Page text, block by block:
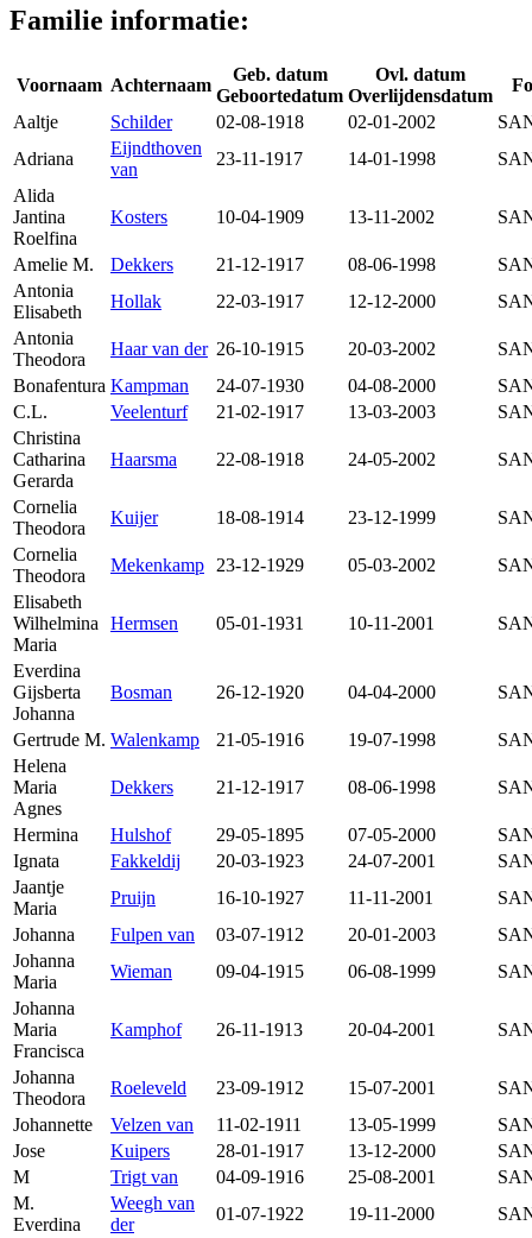
Familie informatie:
Voornaam Achternaam
Geb. datum
Geboortedatum
Ovl. datum
Overlijdensdatum
Aaltje
Schilder 02-08-1918 02-01-2002
Adriana
Eijndthoven
van
23-11-1917 14-01-1998
Alida
Jantina
Roelfina
Kosters 10-04-1909 13-11-2002
Amelie M. Dekkers 21-12-1917 08-06-1998
Antonia
Elisabeth
Hollak 22-03-1917 12-12-2000
Antonia
Theodora
Haar van der 26-10-1915 20-03-2002
Bonafentura Kampman 24-07-1930 04-08-2000
C.L.
Veelenturf 21-02-1917 13-03-2003
Christina
Catharina
Gerarda
Haarsma 22-08-1918 24-05-2002
Cornelia
Theodora
Kuijer 18-08-1914 23-12-1999
Cornelia
Theodora
Mekenkamp 23-12-1929 05-03-2002
Elisabeth
Wilhelmina
Maria
Hermsen 05-01-1931 10-11-2001
Everdina
Gijsberta
Johanna
Bosman 26-12-1920 04-04-2000
Gertrude M. Walenkamp 21-05-1916 19-07-1998
Helena
Maria
Agnes
Dekkers 21-12-1917 08-06-1998
Hermina Hulshof 29-05-1895 07-05-2000
Ignata
Fakkeldij 20-03-1923 24-07-2001
Jaantje
Maria
Pruijn 16-10-1927 11-11-2001
Johanna
Fulpen van 03-07-1912 20-01-2003
Johanna
Maria
Wieman 09-04-1915 06-08-1999
Johanna
Maria
Francisca
Kamphof 26-11-1913 20-04-2001
Johanna
Theodora
Roeleveld 23-09-1912 15-07-2001
Johannette
Velzen van 11-02-1911 13-05-1999
Jose
Kuipers 28-01-1917 13-12-2000
M
Trigt van 04-09-1916 25-08-2001
M.
Everdina
Weegh van
der
01-07-1922 19-11-2000